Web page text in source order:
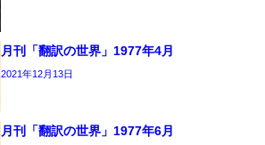
月刊「翻訳の世界」1977年4月
2021年12月13日
月刊「翻訳の世界」1977年6月